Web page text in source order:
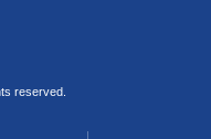
reserved.